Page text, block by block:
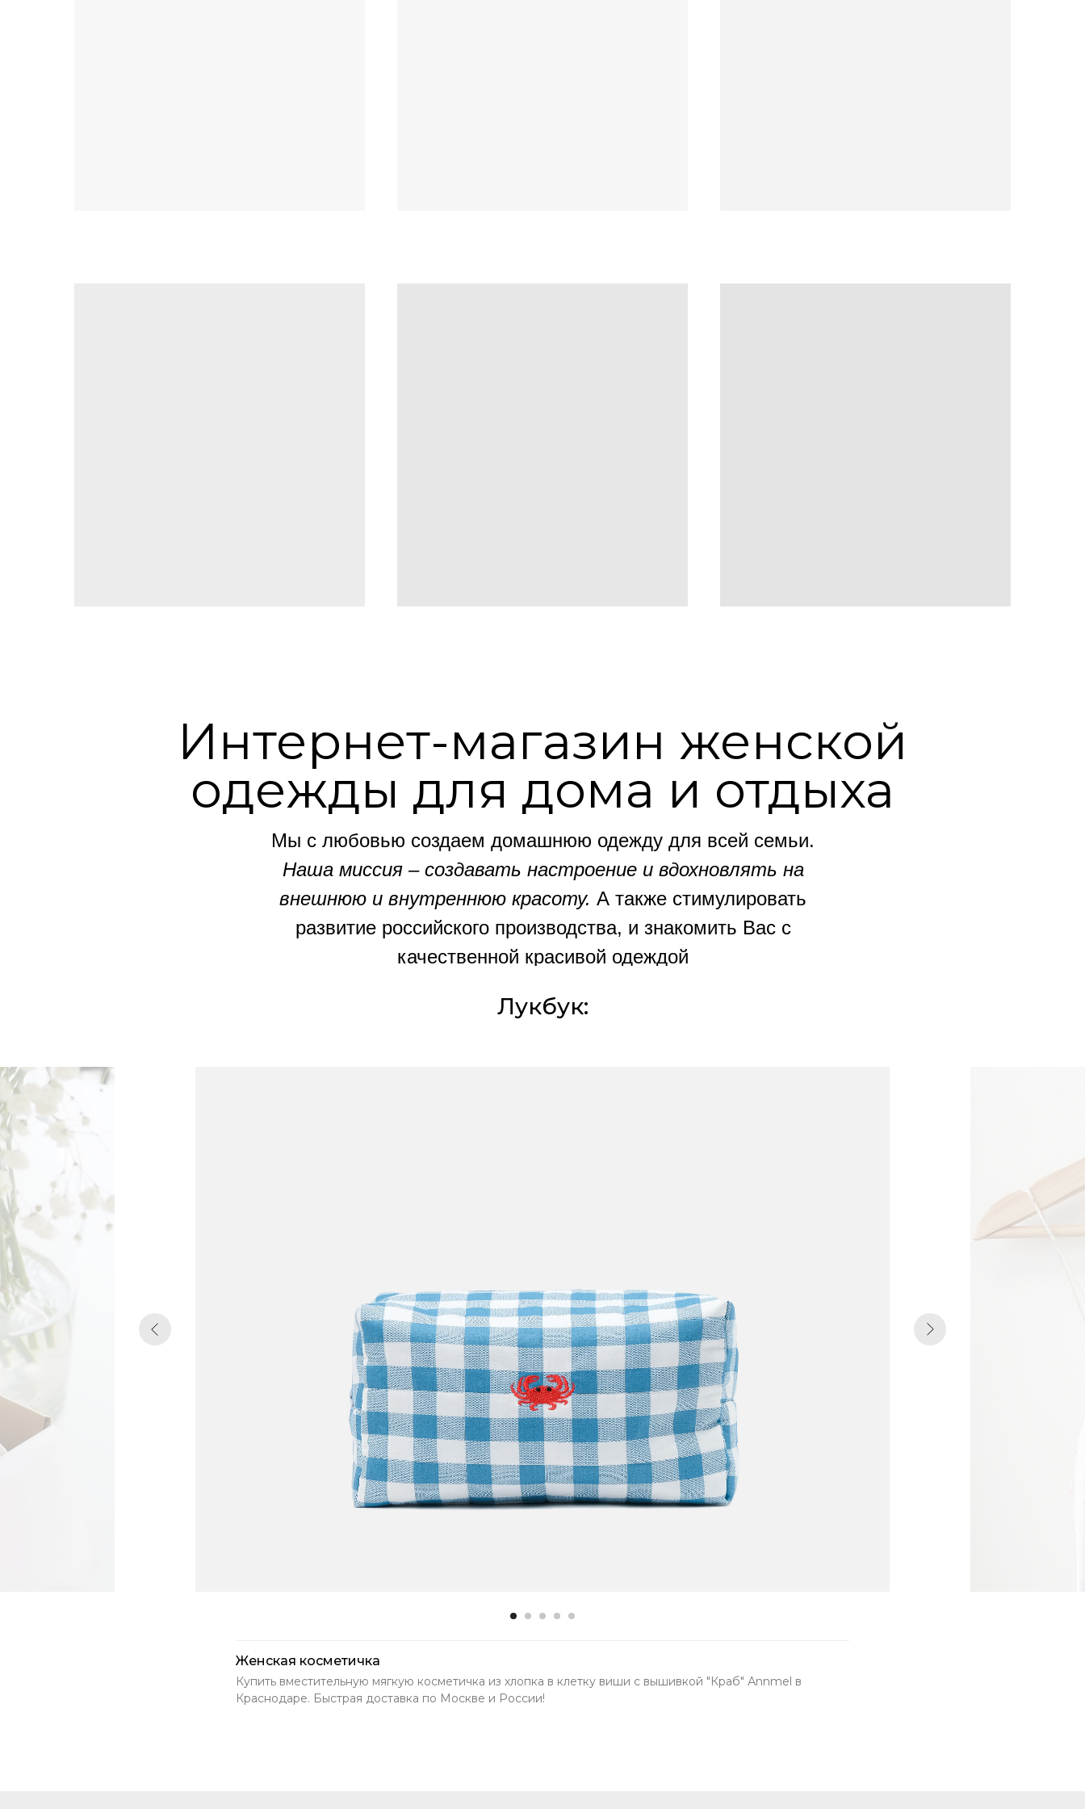
Интернет-магазин женской
одежды для дома и отдыха
Мы с любовью создаем домашнюю одежду для всей семьи.
Наша миссия – создавать настроение и вдохновлять на
внешнюю и внутреннюю красоту. А также стимулировать
развитие российского производства, и знакомить Вас с
качественной красивой одеждой
Лукбук:
Женская косметичка
Купить вместительную мягкую косметичка из хлопка в клетку виши с вышивкой "Краб" Аnnmel в
Краснодаре. Быстрая доставка по Москве и России!